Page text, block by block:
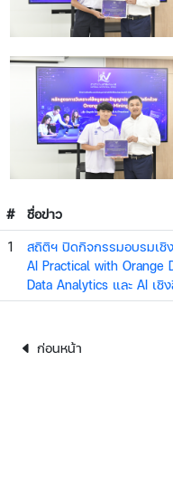
#
ชื่อข่าว
1
สถิติฯ ปิดกิจกรรมอบรมเชิ
AI Practical with Orange
Data Analytics และ AI เชิ
ก่อนหน้า